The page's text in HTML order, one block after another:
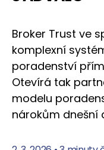
Broker Trust ve
komplexní
poradenství
Otevírá tak
modelu
nárokům dnešní